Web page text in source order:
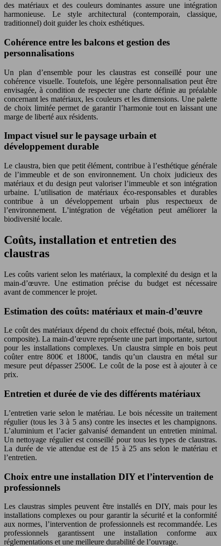
des matériaux et des couleurs dominantes assure une intégration
harmonieuse. Le style architectural (contemporain, classique,
traditionnel) doit guider les choix esthétiques.
Cohérence entre les balcons et gestion des
personnalisations
Un plan d’ensemble pour les claustras est conseillé pour une
cohérence visuelle. Toutefois, une légère personnalisation peut être
envisagée, à condition de respecter une charte définie au préalable
concernant les matériaux, les couleurs et les dimensions. Une palette
de choix limitée permet de garantir l’harmonie tout en laissant une
marge de liberté aux résidents.
Impact visuel sur le paysage urbain et
développement durable
Le claustra, bien que petit élément, contribue à l’esthétique générale
de l’immeuble et de son environnement. Un choix judicieux des
matériaux et du design peut valoriser l’immeuble et son intégration
urbaine. L’utilisation de matériaux éco-responsables et durables
contribue à un développement urbain plus respectueux de
l’environnement. L’intégration de végétation peut améliorer la
biodiversité locale.
Coûts, installation et entretien des
claustras
Les coûts varient selon les matériaux, la complexité du design et la
main-d’œuvre. Une estimation précise du budget est nécessaire
avant de commencer le projet.
Estimation des coûts: matériaux et main-d’œuvre
Le coût des matériaux dépend du choix effectué (bois, métal, béton,
composite). La main-d’œuvre représente une part importante, surtout
pour les installations complexes. Un claustra simple en bois peut
coûter entre 800€ et 1800€, tandis qu’un claustra en métal sur
mesure peut dépasser 2500€. Le coût de la pose est à ajouter à ce
prix.
Entretien et durée de vie des différents matériaux
L’entretien varie selon le matériau. Le bois nécessite un traitement
régulier (tous les 3 à 5 ans) contre les insectes et les champignons.
L’aluminium et l’acier galvanisé demandent un entretien minimal.
Un nettoyage régulier est conseillé pour tous les types de claustras.
La durée de vie attendue est de 15 à 25 ans selon le matériau et
l’entretien.
Choix entre une installation DIY et l’intervention de
professionnels
Les claustras simples peuvent être installés en DIY, mais pour les
installations complexes ou pour garantir la sécurité et la conformité
aux normes, l’intervention de professionnels est recommandée. Les
professionnels garantissent une installation conforme aux
réglementations et une meilleure durabilité de l’ouvrage.